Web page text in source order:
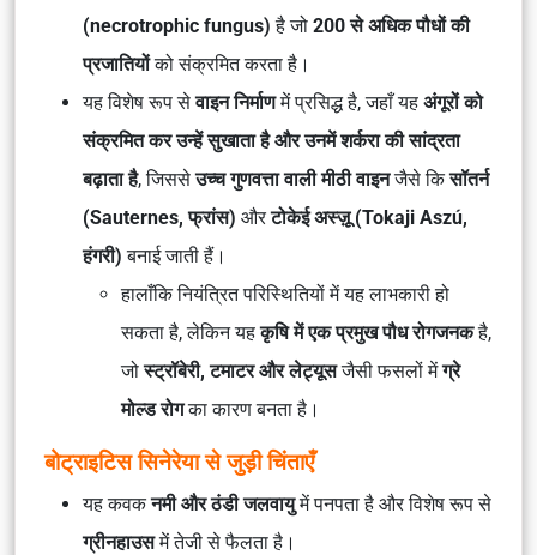
(necrotrophic fungus) है जो 200 से अधिक पौधों की
प्रजातियोंको संक्रमित करता है।
यह विशेष रूप सेवाइन निर्माणमें प्रसिद्ध है, जहाँ यह अंगूरों को
संक्रमित कर उन्हें सुखाता है और उनमें शर्करा की सांद्रता
बढ़ाता है, जिससेउच्च गुणवत्ता वाली मीठी वाइनजैसे किसॉतर्न
(Sauternes, फ्रांस) औरटोकेई अस्ज़ू (Tokaji Aszú,
हंगरी) बनाई जाती हैं।
हालाँकि नियंत्रित परिस्थितियों में यह लाभकारी हो
सकता है, लेकिन यहकृषि में एक प्रमुख पौध रोगजनकहै,
जोस्ट्रॉबेरी, टमाटर और लेट्यूसजैसी फसलों मेंग्रे
मोल्ड रोगका कारण बनता है।
बोट्राइटिस सिनेरेया से जुड़ी चिंताएँ
यह कवकनमी और ठंडी जलवायुमें पनपता है और विशेष रूप से
ग्रीनहाउसमें तेजी से फैलता है।